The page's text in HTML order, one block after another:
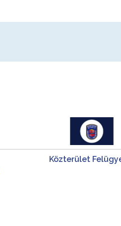
Közterület